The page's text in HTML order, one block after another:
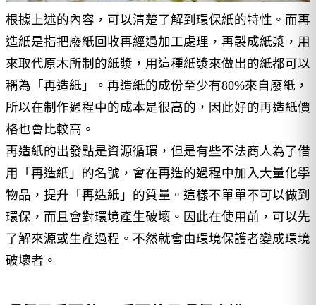
根據上述的內容，可以清楚了解到環保紙的特性。而再
造紙是指把廢紙回收再經過加工處理，再製成紙漿，用
來取代原木所制的紙漿，用這種紙漿來做出的紙都可以
稱為「再造紙」。再造紙的成份至少有80%來自廢紙，
所以在制作過程中的成本是很高的，因此好的再造紙價
格也會比較高。
再造紙的出發點是資源循環，但是有些不法商人為了借
用「再造紙」的名號，會在再造的過程中加入大量化學
物品，提升「再造紙」的質量。這樣不單單不可以做到
環保，而且會對環境產生破壞。因此在使用前，可以先
了解來源或生產過程。不然就會由環境保護者變成環境
破壞者。